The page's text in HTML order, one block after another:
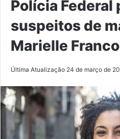
Polícia Federal
suspeitos de
Marielle Franco
Última Atualização 24 de março de